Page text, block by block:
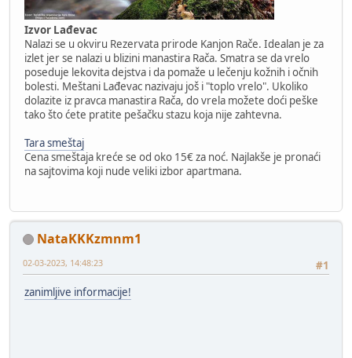
Izvor Lađevac
Nalazi se u okviru Rezervata prirode Kanjon Rače. Idealan je za
izlet jer se nalazi u blizini manastira Rača. Smatra se da vrelo
poseduje lekovita dejstva i da pomaže u lečenju kožnih i očnih
bolesti. Meštani Lađevac nazivaju još i "toplo vrelo". Ukoliko
dolazite iz pravca manastira Rača, do vrela možete doći peške
tako što ćete pratite pešačku stazu koja nije zahtevna.
Tara smeštaj
Cena smeštaja kreće se od oko 15€ za noć. Najlakše je pronaći
na sajtovima koji nude veliki izbor apartmana.
NataKKKzmnm1
#1
02-03-2023, 14:48:23
zanimljive informacije!